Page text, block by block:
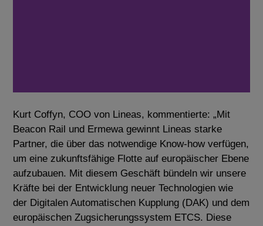
Kurt Coffyn, COO von Lineas, kommentierte: „Mit
Beacon Rail und Ermewa gewinnt Lineas starke
Partner, die über das notwendige Know-how verfügen,
um eine zukunftsfähige Flotte auf europäischer Ebene
aufzubauen. Mit diesem Geschäft bündeln wir unsere
Kräfte bei der Entwicklung neuer Technologien wie
der Digitalen Automatischen Kupplung (DAK) und dem
europäischen Zugsicherungssystem ETCS. Diese